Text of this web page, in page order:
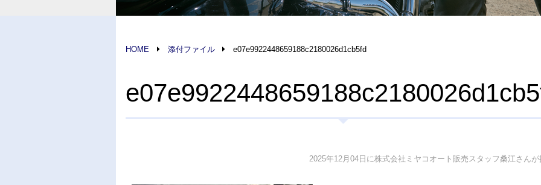
HOME 添付ファイル e07e9922448659188c2180026d1cb5fd
2025年12月04日に株式会社ミヤコオート販売スタッフ桑江さんが